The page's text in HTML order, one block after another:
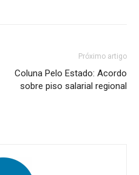
Próximo artigo
Coluna Pelo Estado: Acordo
sobre piso salarial regional